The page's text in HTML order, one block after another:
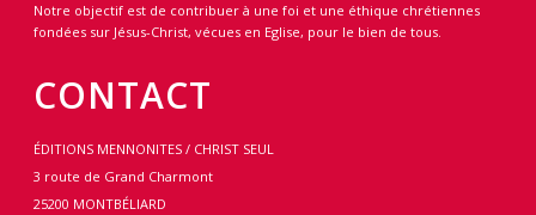
Notre objectif est de contribuer à une foi et une éthique chrétiennes
fondées sur Jésus-Christ, vécues en Eglise, pour le bien de tous.
CONTACT
ÉDITIONS MENNONITES / CHRIST SEUL
3 route de Grand Charmont
25200 MONTBÉLIARD